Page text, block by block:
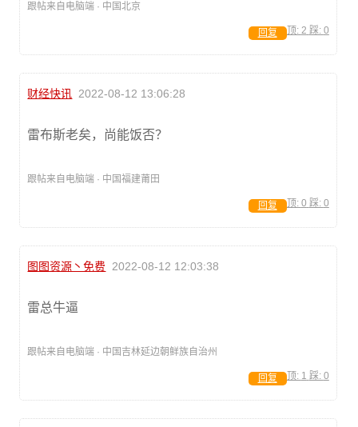
跟帖来自电脑端 · 中国北京
顶: 2 踩: 0
回复
财经快讯 2022-08-12 13:06:28
雷布斯老矣，尚能饭否？
跟帖来自电脑端 · 中国福建莆田
顶: 0 踩: 0
回复
图图资源丶免费 2022-08-12 12:03:38
雷总牛逼
跟帖来自电脑端 · 中国吉林延边朝鲜族自治州
顶: 1 踩: 0
回复